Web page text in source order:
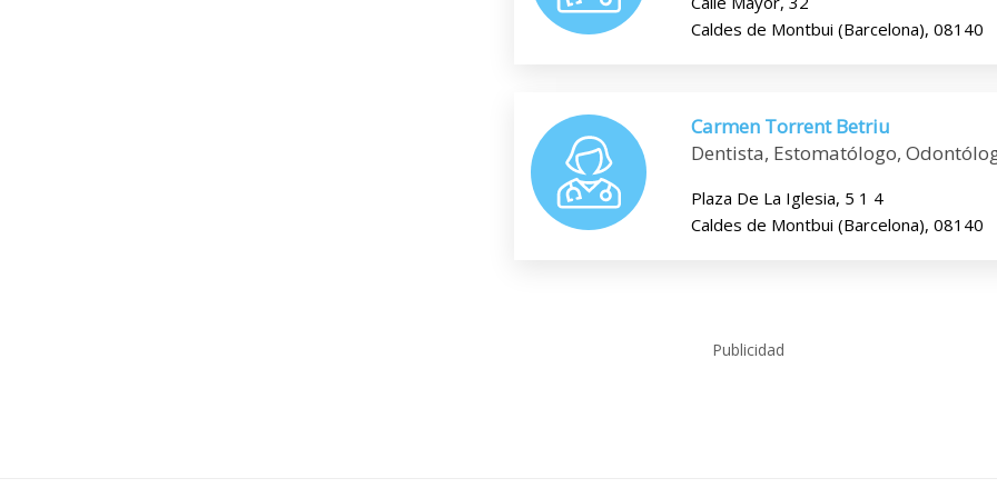
Caldes de Montbui (Barcelona), 08140
Carmen Torrent Betriu
Dentista, Estomatólogo,
Plaza De La Iglesia, 5 1 4
Caldes de Montbui (Barcelona), 08140
Publicidad